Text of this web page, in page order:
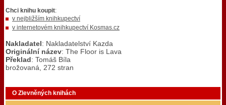
Chci knihu koupit:
v nejbližším knihkupectví
v internetovém knihkupectví Kosmas.cz
Nakladatel: Nakladatelství Kazda
Originální název: The Floor is Lava
Překlad: Tomáš Bíla
brožovaná, 272 stran
O Zlevněných knihách